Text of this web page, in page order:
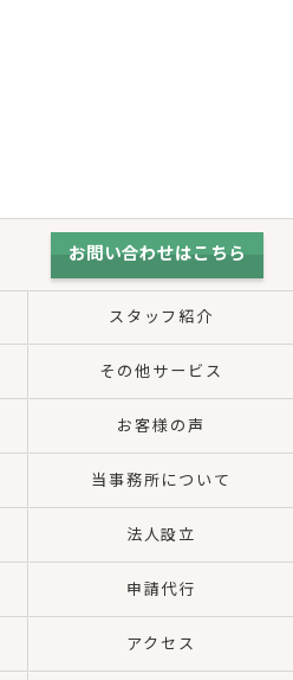
お問い合わせはこちら
スタッフ紹介
その他サービス
お客様の声
当事務所について
法人設立
申請代行
アクセス